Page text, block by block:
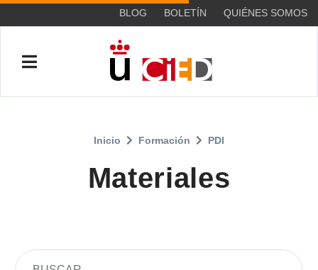
BLOG BOLETÍN QUIÉNES SOMOS
Materiales
Inicio Formación PDI